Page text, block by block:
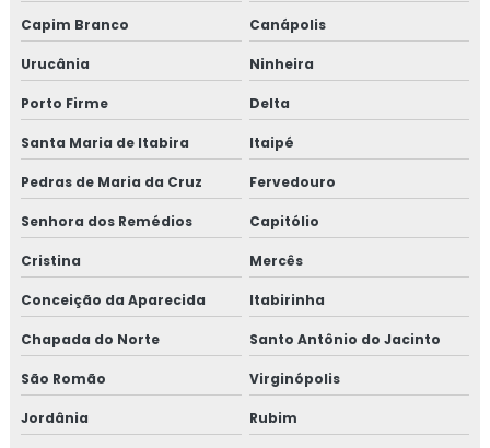
Capim Branco Canápolis
Urucânia Ninheira
Porto Firme Delta
Santa Maria de Itabira Itaipé
Pedras de Maria da Cruz Fervedouro
Senhora dos Remédios Capitólio
Cristina Mercês
Conceição da Aparecida Itabirinha
Chapada do Norte Santo Antônio do Jacinto
São Romão Virginópolis
Jordânia Rubim